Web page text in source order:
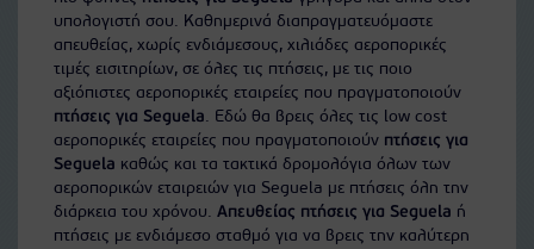
υπολογιστή σου. Καθημερινά διαπραγματευόμαστε
απευθείας, χωρίς ενδιάμεσους, χιλιάδες αεροπορικές
τιμές εισιτηρίων, σε όλες τις πτήσεις, με τις ποιο
αξιόπιστες αεροπορικές εταιρείες που πραγματοποιούν
πτήσεις για Seguela. Εδώ θα βρεις όλες τις low cost
αεροπορικές εταιρείες που πραγματοποιούν πτήσεις για
Seguela καθώς και τα τακτικά δρομολόγια όλων των
αεροπορικών εταιρειών για Seguela με πτήσεις όλη την
διάρκεια του χρόνου. Απευθείας πτήσεις για Seguela ή
πτήσεις με ενδιάμεσο σταθμό για να βρεις την καλύτερη